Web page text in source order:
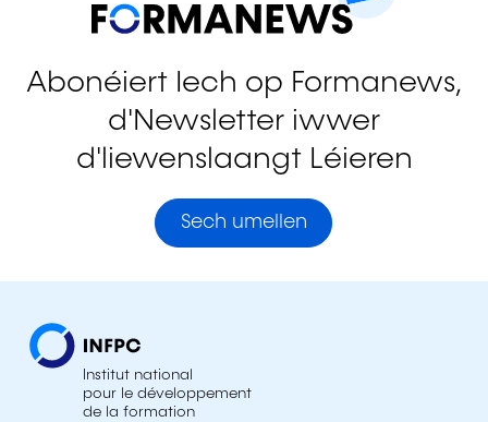
Abonéiert Iech op Formanews,
d'Newsletter iwwer
d'liewenslaangt Léieren
Sech umellen
Institut national
pour le développement
de la formation